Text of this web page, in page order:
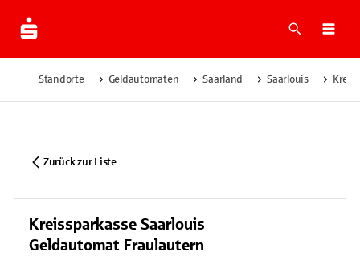
Suche
Standorte Geldautomaten Saarland Saarlouis
Zurück zur Liste
Kreissparkasse Saarlouis
Geldautomat Fraulautern